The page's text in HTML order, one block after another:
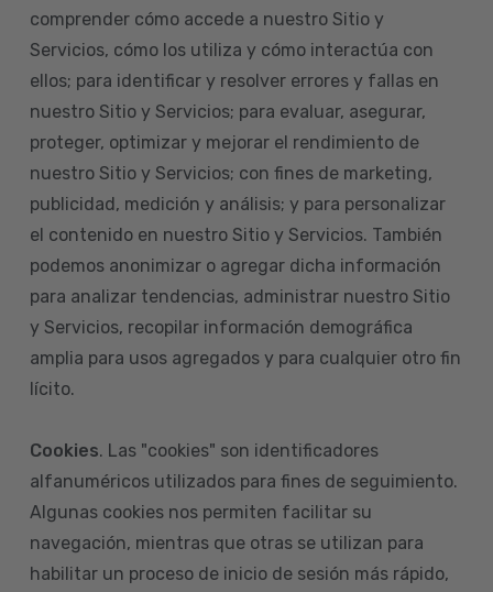
comprender cómo accede a nuestro Sitio y
Servicios, cómo los utiliza y cómo interactúa con
ellos; para identificar y resolver errores y fallas en
nuestro Sitio y Servicios; para evaluar, asegurar,
proteger, optimizar y mejorar el rendimiento de
nuestro Sitio y Servicios; con fines de marketing,
publicidad, medición y análisis; y para personalizar
el contenido en nuestro Sitio y Servicios. También
podemos anonimizar o agregar dicha información
para analizar tendencias, administrar nuestro Sitio
y Servicios, recopilar información demográfica
amplia para usos agregados y para cualquier otro fin
lícito.
Cookies. Las "cookies" son identificadores
alfanuméricos utilizados para fines de seguimiento.
Algunas cookies nos permiten facilitar su
navegación, mientras que otras se utilizan para
habilitar un proceso de inicio de sesión más rápido,